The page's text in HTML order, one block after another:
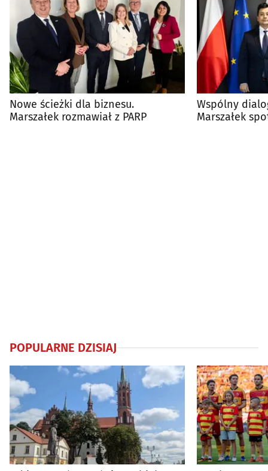
Nowe ścieżki dla biznesu.
Marszałek rozmawiał z PARP
Wspólny
Marszałek
POPULARNE DZISIAJ